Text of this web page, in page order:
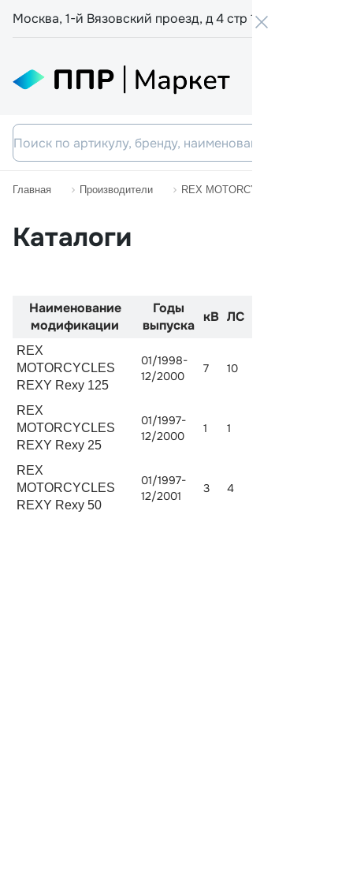
Москва, 1-й Вязовский проезд, д 4 стр 19
Главная Производители REX MOTORCYCLES
Каталоги
Наименование
модификации
Годы
выпуска
кВ ЛС
REX
MOTORCYCLES
REXY Rexy 125
01/1998-
12/2000
7 10
REX
MOTORCYCLES
REXY Rexy 25
01/1997-
12/2000
1 1
REX
MOTORCYCLES
REXY Rexy 50
01/1997-
12/2001
3 4